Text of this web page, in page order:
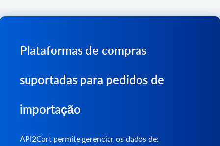
Plataformas de compras
suportadas para pedidos de
importação
API2Cart permite gerenciar os dados de: